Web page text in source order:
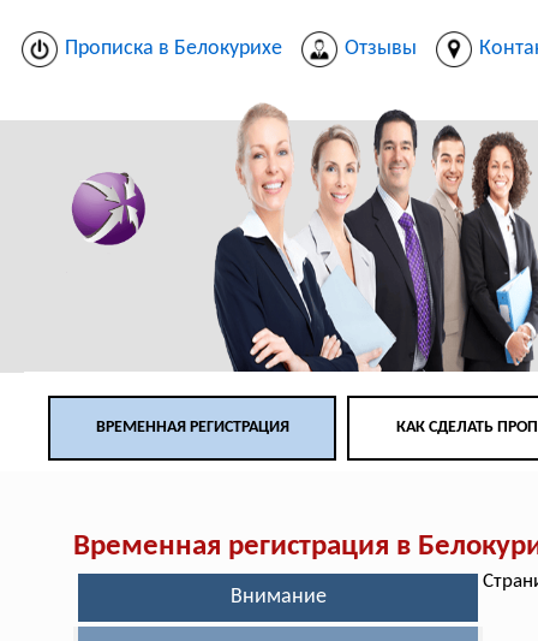
Прописка в Белокурихе Отзывы
ВРЕМЕННАЯ РЕГИСТРАЦИЯ КАК СДЕЛАТЬ
Временная регистрация в
Внимание